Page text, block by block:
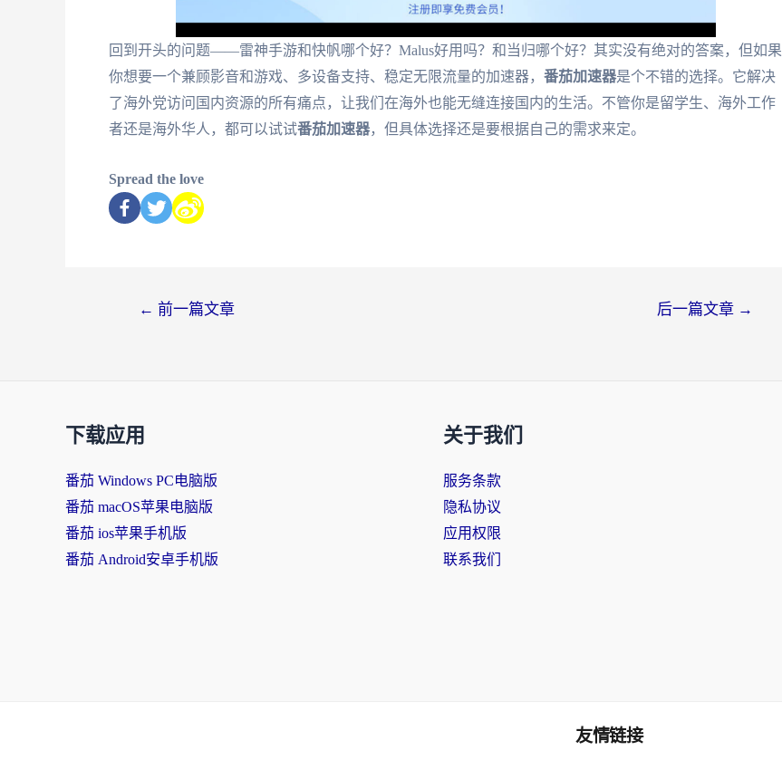
回到开头的问题——雷神手游和快帆哪个好？Malus好用吗？和当归哪个好？其实没有绝对的答案，但如果
你想要一个兼顾影音和游戏、多设备支持、稳定无限流量的加速器， 番茄加速器是个不错的选择。它解决
了海外党访问国内资源的所有痛点，让我们在海外也能无缝连接国内的生活。不管你是留学生、海外工作
者还是海外华人，都可以试试番茄加速器，但具体选择还是要根据自己的需求来定。
Spread the love
← 前一篇文章 后一篇文章 →
下载应用
番茄 Windows PC电脑版
番茄 macOS苹果电脑版
番茄 ios苹果手机版
番茄 Android安卓手机版
关于我们
服务条款
隐私协议
应用权限
联系我们
友情链接